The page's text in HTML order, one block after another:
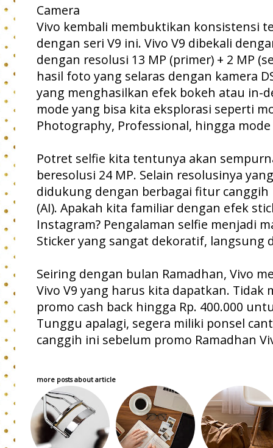
Camera
Vivo kembali membuktikan konsistensi
dengan seri V9 ini. Vivo V9 dibekali
dengan resolusi 13 MP (primer) + 2 MP
hasil foto yang selaras dengan kamera
yang menghasilkan efek bokeh atau in-
mode yang bisa kita eksplorasi seperti
Photography, Professional, hingga
Potret selfie kita tentunya akan
beresolusi 24 MP. Selain resolusinya
didukung dengan berbagai fitur
(AI). Apakah kita familiar dengan efek
Instagram? Pengalaman selfie menjadi
Sticker yang sangat dekoratif, langsung
Seiring dengan bulan Ramadhan, Vivo
Vivo V9 yang harus kita dapatkan. Tidak
promo cash back hingga Rp. 400.000
Tunggu apalagi, segera miliki ponsel
canggih ini sebelum promo Ramadhan
more posts about article